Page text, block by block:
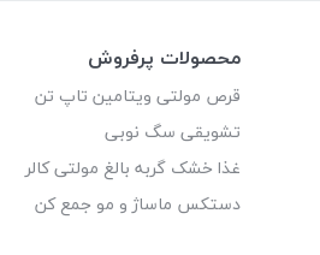
محصولات پرفروش
قرص مولتی ویتامین تاپ تن
تشویقی سگ نوبی
غذا خشک گربه بالغ مولتی کالر
دستکس ماساژ و مو جمع کن